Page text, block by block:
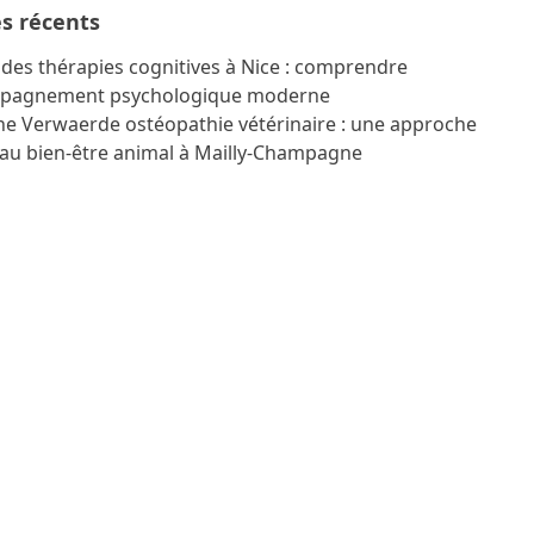
récents
thérapies cognitives à Nice : comprendre
psychologique moderne
Verwaerde ostéopathie vétérinaire : une approche
bien-être animal à Mailly-Champagne